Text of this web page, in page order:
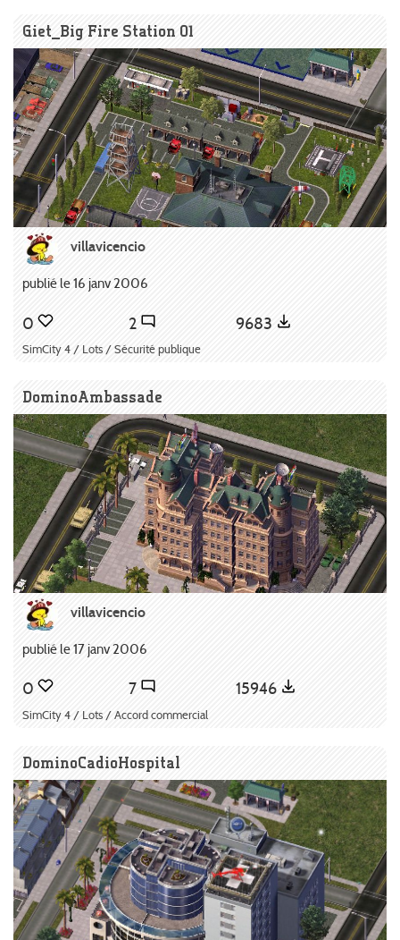
Giet_Big Fire Station 01
villavicencio
publié le 16 janv 2006
0 2 9683
SimCity 4 / Lots / Sécurité publique
DominoAmbassade
villavicencio
publié le 17 janv 2006
0 7 15946
SimCity 4 / Lots / Accord commercial
DominoCadioHospital